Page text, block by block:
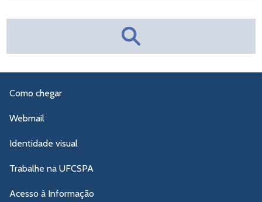
Como chegar
Webmail
Identidade visual
Trabalhe na UFCSPA
Acesso à Informação